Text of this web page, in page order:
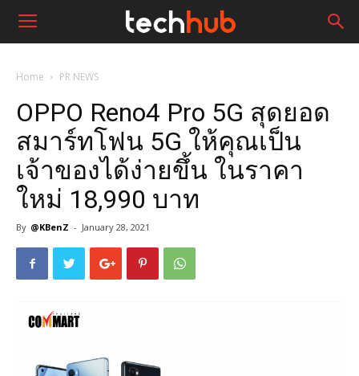
Home PR NEWS
OPPO Reno4 Pro 5G สุดยอด
สมาร์ทโฟน 5G ให้คุณเป็น
เจ้าของได้ง่ายขึ้น ในราคา
ใหม่ 18,990 บาท
By @KBenZ - January 28, 2021